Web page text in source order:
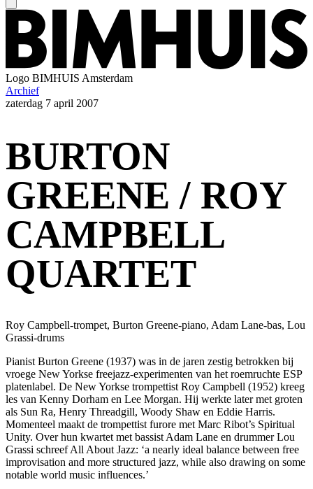
Logo BIMHUIS Amsterdam
Archief
zaterdag 7 april 2007
BURTON
GREENE / ROY
CAMPBELL
QUARTET
Roy Campbell-trompet, Burton Greene-piano, Adam Lane-bas, Lou
Grassi-drums
Pianist Burton Greene (1937) was in de jaren zestig betrokken bij
vroege New Yorkse freejazz-experimenten van het roemruchte ESP
platenlabel. De New Yorkse trompettist Roy Campbell (1952) kreeg
les van Kenny Dorham en Lee Morgan. Hij werkte later met groten
als Sun Ra, Henry Threadgill, Woody Shaw en Eddie Harris.
Momenteel maakt de trompettist furore met Marc Ribot’s Spiritual
Unity. Over hun kwartet met bassist Adam Lane en drummer Lou
Grassi schreef All About Jazz: ‘a nearly ideal balance between free
improvisation and more structured jazz, while also drawing on some
notable world music influences.’